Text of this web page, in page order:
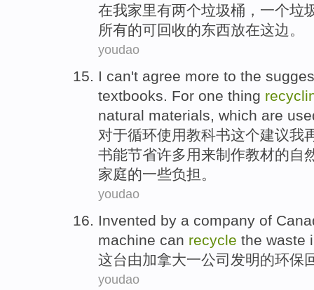
在我家里有两个垃圾桶 ， 一个垃
所有的可回收的东西放在这边 。
youdao
I can't agree more to the
textbooks. For one thing
natural materials, which are
对于循环使用教科书这个建议我
书能节省许多用来制作教材的自
家庭的一些负担。
youdao
Invented by a company of
machine can recycle the waste
这台由加拿大一公司 发明的环保
youdao